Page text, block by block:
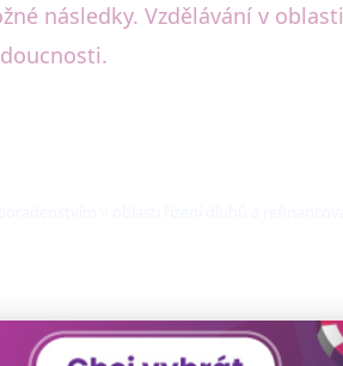
následky. Vzdělávání v oblasti